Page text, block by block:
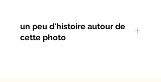
un peu d'histoire autour de
cette photo